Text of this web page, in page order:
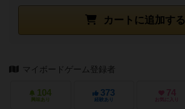
カートに追加する
マイボードゲーム登録者
104
興味あり
373
経験あり
74
お気に入り